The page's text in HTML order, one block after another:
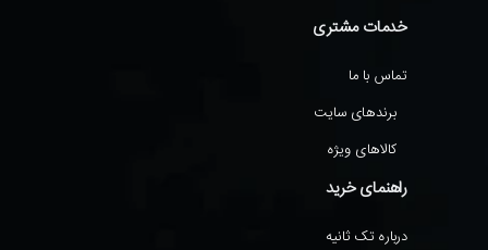
خدمات مشتری
تماس با ما
برندهای سایت
کالاهای ویژه
راهنمای خرید
درباره تک ثانیه